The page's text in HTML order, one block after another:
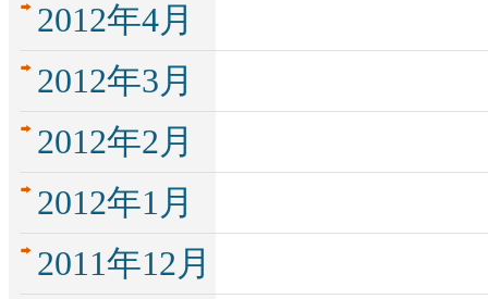
2012年4月
2012年3月
2012年2月
2012年1月
2011年12月